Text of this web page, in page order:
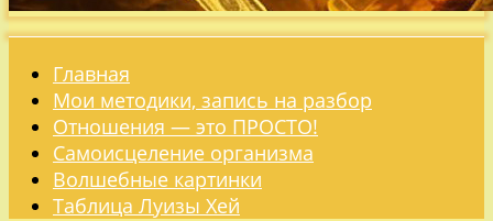
Главная
Мои методики, запись на разбор
Отношения — это ПРОСТО!
Самоисцеление организма
Волшебные картинки
Таблица Луизы Хей